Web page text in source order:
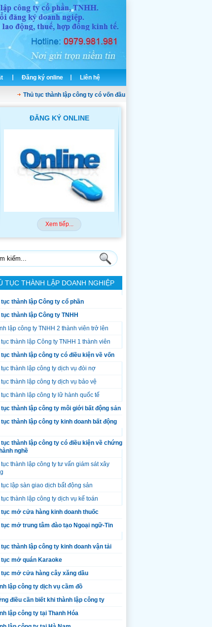
Đăng ký online Liên hệ
Thủ tục thành lập công ty có vốn đầu tư nước ngoài
ĐĂNG KÝ ONLINE
Xem tiếp...
TỤC THÀNH LẬP DOANH NGHIỆP
tục thành lập Công ty cổ phần
tục thành lập Công ty TNHH
lập công ty TNHH 2 thành viên trở lên
thành lập Công ty TNHH 1 thành viên
tục thành lập công ty có điều kiện về vốn
thành lập công ty dịch vụ đòi nợ
thành lập công ty dịch vụ bảo vệ
thành lập công ty lữ hành quốc tế
tục thành lập công ty môi giới bất động sản
tục thành lập công ty kinh doanh bất động
tục thành lập công ty có điều kiện về chứng
nghề
thành lập công ty tư vấn giám sát xây
lập sàn giao dịch bất động sản
thành lập công ty dịch vụ kế toán
tục mở cửa hàng kinh doanh thuốc
tục mở trung tâm đào tạo Ngoại ngữ-Tin
tục thành lập công ty kinh doanh vận tải
tục mở quán Karaoke
tục mở cửa hàng cây xăng dầu
lập công ty dịch vụ cầm đồ
điều cần biết khi thành lập công ty
lập công ty tại Thanh Hóa